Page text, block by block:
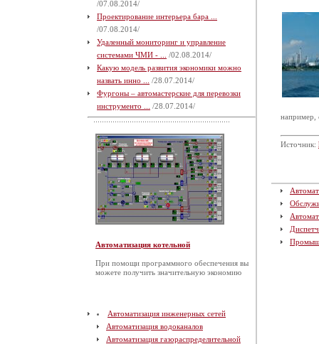
/07.08.2014/
Проектирование интерьера бара ...
/07.08.2014/
Удаленный мониторинг и управление
системами ЧМИ - ...
/02.08.2014/
Какую модель развития экономики можно
назвать инно ...
/28.07.2014/
Фургоны – автомастерские для перевозки
инструменто ...
/28.07.2014/
Автоматизация котельной
При помощи программного обеспечения вы
можете получить значительную экономию
Автоматизация инженерных сетей
Автоматизация водоканалов
Автоматизация газораспределительной
например,
Источник: